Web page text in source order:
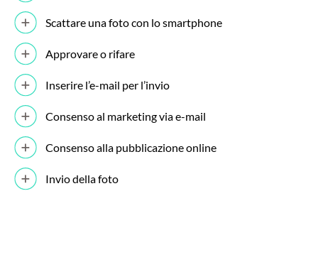
Scattare una foto con lo smartphone
Approvare o rifare
Inserire l’e-mail per l’invio
Consenso al marketing via e-mail
Consenso alla pubblicazione online
Invio della foto